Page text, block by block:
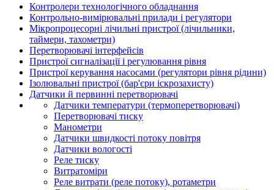
Контролери технологічного обладнання
Контрольно-вимірювальні прилади і регулятори
Мікропроцесорні лічильні пристрої (лічильники,
таймери, тахометри)
Перетворювачі інтерфейсів
Пристрої сигналізації і регулювання рівня
Пристрої керування насосами (регулятори рівня рідини)
Ізолювальні пристрої (бар'єри іскрозахисту)
Датчики й первинні перетворювачі
Датчики температури (термоперетворювачі)
Перетворювачі тиску
Манометри
Датчики швидкості потоку повітря
Датчики вологості
Реле тиску
Витратоміри
Реле витрати (реле потоку), ротаметри